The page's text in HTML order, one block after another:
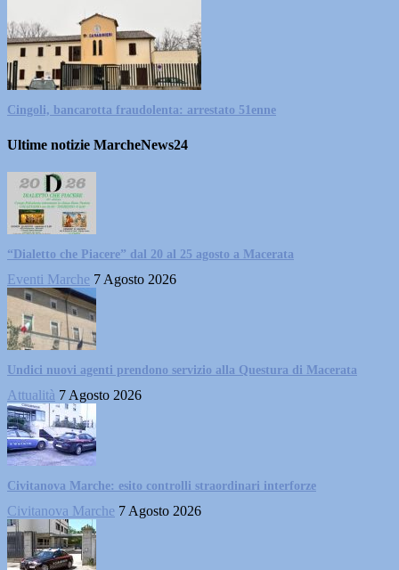
Cingoli, bancarotta fraudolenta: arrestato 51enne
Ultime notizie MarcheNews24
“Dialetto che Piacere” dal 20 al 25 agosto a Macerata
Eventi Marche 7 Agosto 2026
Undici nuovi agenti prendono servizio alla Questura di Macerata
Attualità 7 Agosto 2026
Civitanova Marche: esito controlli straordinari interforze
Civitanova Marche 7 Agosto 2026